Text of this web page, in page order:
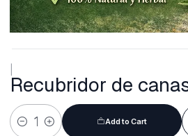
Recubridor de
Quantity
Add to Cart